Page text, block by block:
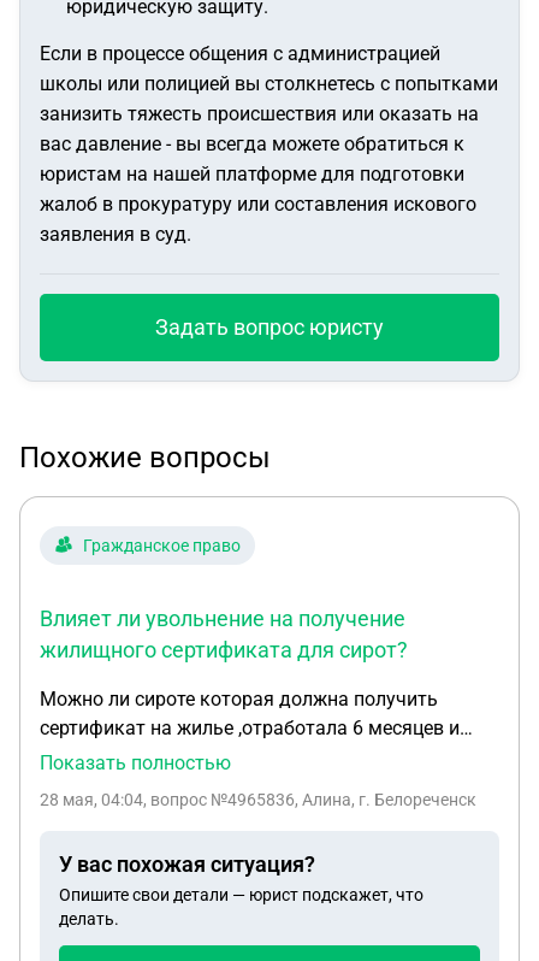
юридическую защиту.
Если в процессе общения с администрацией
школы или полицией вы столкнетесь с попытками
занизить тяжесть происшествия или оказать на
вас давление - вы всегда можете обратиться к
юристам на нашей платформе для подготовки
жалоб в прокуратуру или составления искового
заявления в суд.
Задать вопрос юристу
Похожие вопросы
Гражданское право
Влияет ли увольнение на получение
жилищного сертификата для сирот?
Можно ли сироте которая должна получить
сертификат на жилье ,отработала 6 месяцев и
уволилась перерыв в работе пока она не
6 месяцев (например по состоянию здоровья) и
Показать полностью
28 мая, 04:04, вопрос №4965836, Алина, г. Белореченск
У вас похожая ситуация?
Опишите свои детали — юрист подскажет, что
делать.